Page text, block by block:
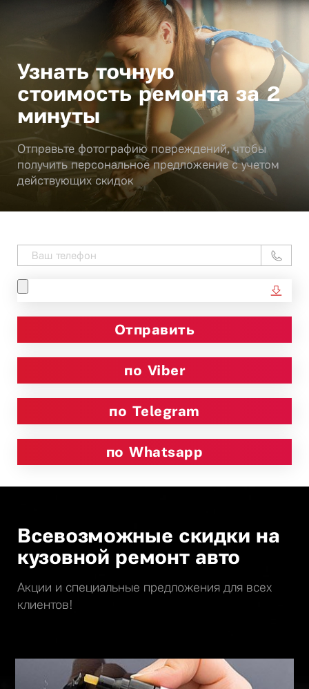
Узнать точную
стоимость ремонта за 2
минуты
Отправьте фотографию повреждений, чтобы
получить персональное предложение с учетом
действующих скидок
по Viber
по Telegram
по Whatsapp
Всевозможные скидки на
кузовной ремонт авто
Акции и специальные предложения для всех
клиентов!